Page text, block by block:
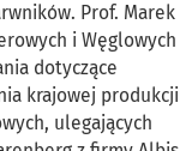
Prof. Marek
i Węglowych
dotyczące
krajowej produkcji
ulegających